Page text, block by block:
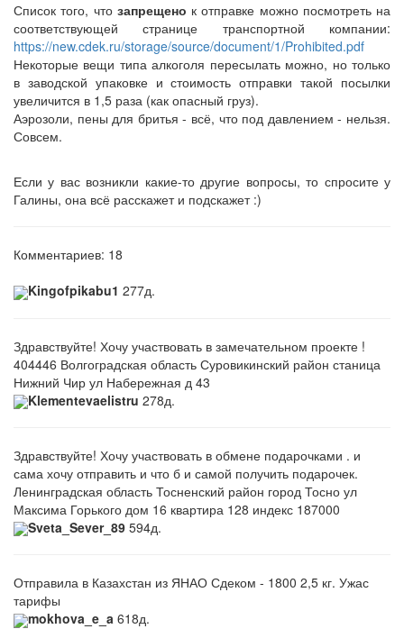
Список того, что запрещено к отправке можно посмотреть на
соответствующей странице транспортной компании:
https://new.cdek.ru/storage/source/document/1/Prohibited.pdf
Некоторые вещи типа алкоголя пересылать можно, но только
в заводской упаковке и стоимость отправки такой посылки
увеличится в 1,5 раза (как опасный груз).
Аэрозоли, пены для бритья - всё, что под давлением - нельзя.
Совсем.
Если у вас возникли какие-то другие вопросы, то спросите у
Галины, она всё расскажет и подскажет :)
Комментариев: 18
Kingofpikabu1 277д.
Здравствуйте! Хочу участвовать в замечательном проекте !
404446 Волгоградская область Суровикинский район станица
Нижний Чир ул Набережная д 43
Klementevaelistru 278д.
Здравствуйте! Хочу участвовать в обмене подарочками . и
сама хочу отправить и что б и самой получить подарочек.
Ленинградская область Тосненский район город Тосно ул
Максима Горького дом 16 квартира 128 индекс 187000
Sveta_Sever_89 594д.
Отправила в Казахстан из ЯНАО Сдеком - 1800 2,5 кг. Ужас
тарифы
mokhova_e_a 618д.